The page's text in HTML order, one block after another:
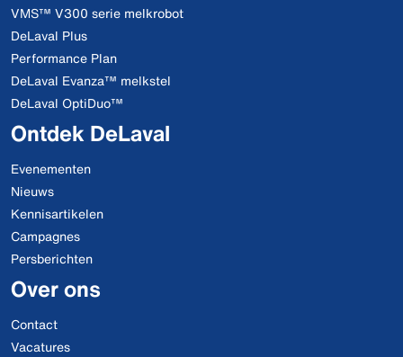
VMS™ V300 serie melkrobot
DeLaval Plus
Performance Plan
DeLaval Evanza™ melkstel
DeLaval OptiDuo™
Ontdek DeLaval
Evenementen
Nieuws
Kennisartikelen
Campagnes
Persberichten
Over ons
Contact
Vacatures